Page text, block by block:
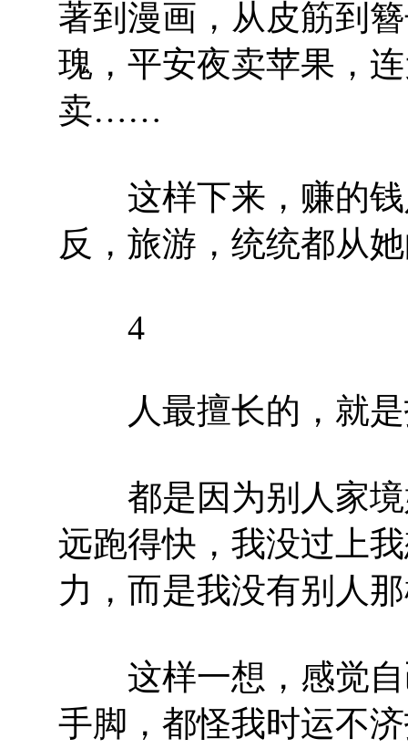
著到漫画，从皮筋到
瑰，平安夜卖苹果，
卖……
这样下来，赚的钱
反，旅游，统统都从
4
人最擅长的，就是
都是因为别人家境
远跑得快，我没过上
力，而是我没有别人
这样一想，感觉自
手脚，都怪我时运不